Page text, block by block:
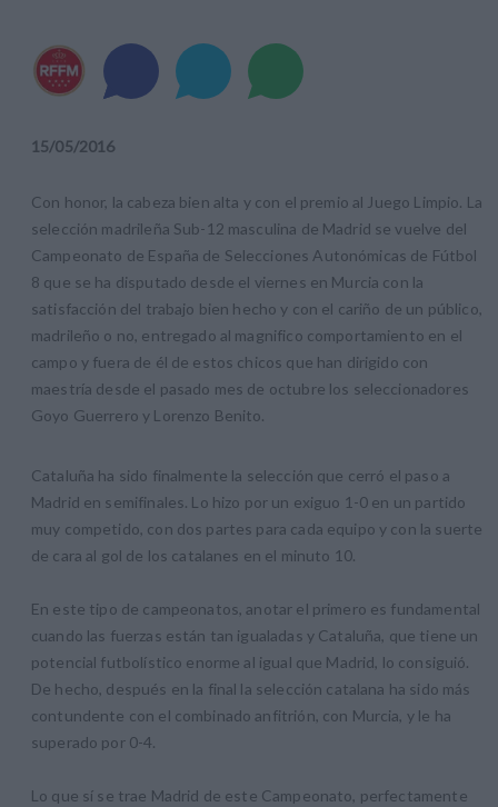
15/05/2016
Con honor, la cabeza bien alta y con el premio al Juego Limpio. La
selección madrileña Sub-12 masculina de Madrid se vuelve del
Campeonato de España de Selecciones Autonómicas de Fútbol
8 que se ha disputado desde el viernes en Murcia con la
satisfacción del trabajo bien hecho y con el cariño de un público,
madrileño o no, entregado al magnifico comportamiento en el
campo y fuera de él de estos chicos que han dirigido con
maestría desde el pasado mes de octubre los seleccionadores
Goyo Guerrero y Lorenzo Benito.
Cataluña ha sido finalmente la selección que cerró el paso a
Madrid en semifinales. Lo hizo por un exiguo 1-0 en un partido
muy competido, con dos partes para cada equipo y con la suerte
de cara al gol de los catalanes en el minuto 10.
En este tipo de campeonatos, anotar el primero es fundamental
cuando las fuerzas están tan igualadas y Cataluña, que tiene un
potencial futbolístico enorme al igual que Madrid, lo consiguió.
De hecho, después en la final la selección catalana ha sido más
contundente con el combinado anfitrión, con Murcia, y le ha
superado por 0-4.
Lo que sí se trae Madrid de este Campeonato, perfectamente